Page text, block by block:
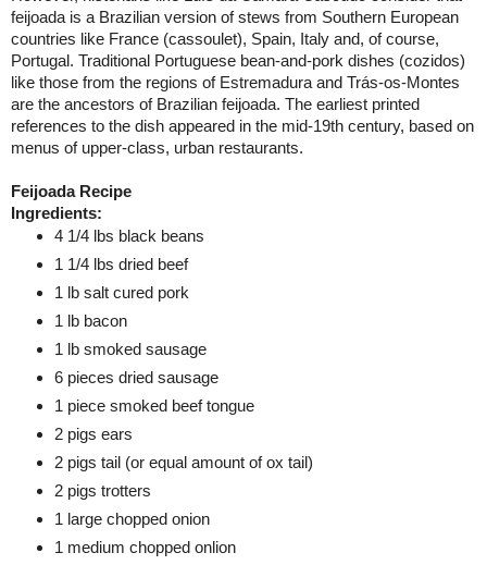
feijoada is a Brazilian version of stews from Southern European
countries like France (cassoulet), Spain, Italy and, of course,
Portugal. Traditional Portuguese bean-and-pork dishes (cozidos)
like those from the regions of Estremaduraand Trás-os-Montes
are the ancestors of Brazilian feijoada. The earliest printed
references to the dish appeared in the mid-19th century, based on
menus of upper-class, urban restaurants.
Feijoada Recipe
Ingredients:
4 1/4 lbs black beans
1 1/4 lbs dried beef
1 lb salt cured pork
1 lb bacon
1 lb smoked sausage
6 pieces dried sausage
1 piece smoked beef tongue
2 pigs ears
2 pigs tail (or equal amount of ox tail)
2 pigs trotters
1 large chopped onion
1 medium chopped onlion